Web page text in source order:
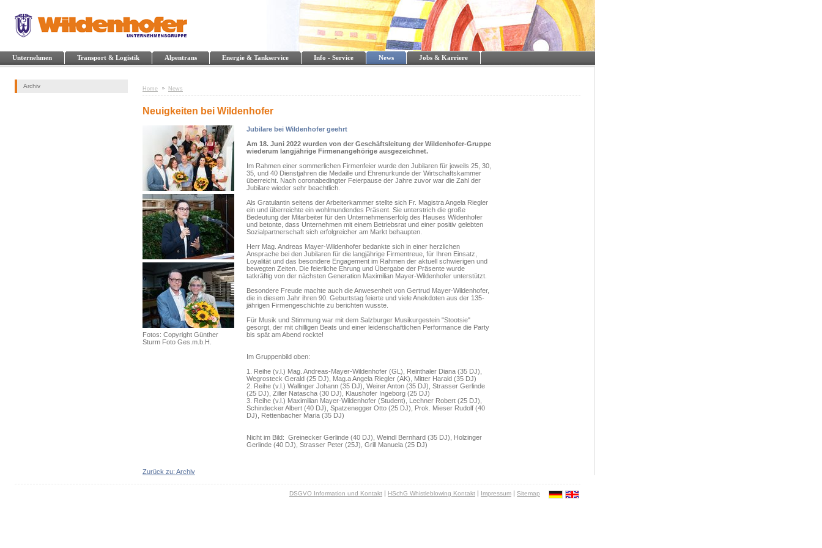
Unternehmen Transport & Logistik Alpentrans Energie & Tankservice Info - Service News Jobs & Karriere
Archiv Home News
Neuigkeiten bei Wildenhofer
Fotos: Copyright Günther
Sturm Foto Ges.m.b.H.
Jubilare bei Wildenhofer geehrt
Am 18. Juni 2022 wurden von der Geschäftsleitung der Wildenhofer-Gruppe
wiederum langjährige Firmenangehörige ausgezeichnet.
Im Rahmen einer sommerlichen Firmenfeier wurde den Jubilaren für jeweils 25, 30,
35, und 40 Dienstjahren die Medaille und Ehrenurkunde der Wirtschaftskammer
überreicht. Nach coronabedingter Feierpause der Jahre zuvor war die Zahl der
Jubilare wieder sehr beachtlich.
Als Gratulantin seitens der Arbeiterkammer stellte sich Fr. Magistra Angela Riegler
ein und überreichte ein wohlmundendes Präsent. Sie unterstrich die große
Bedeutung der Mitarbeiter für den Unternehmenserfolg des Hauses Wildenhofer
und betonte, dass Unternehmen mit einem Betriebsrat und einer positiv gelebten
Sozialpartnerschaft sich erfolgreicher am Markt behaupten.
Herr Mag. Andreas Mayer-Wildenhofer bedankte sich in einer herzlichen
Ansprache bei den Jubilaren für die langjährige Firmentreue, für Ihren Einsatz,
Loyalität und das besondere Engagement im Rahmen der aktuell schwierigen und
bewegten Zeiten. Die feierliche Ehrung und Übergabe der Präsente wurde
tatkräftig von der nächsten Generation Maximilian Mayer-Wildenhofer unterstützt.
Besondere Freude machte auch die Anwesenheit von Gertrud Mayer-Wildenhofer,
die in diesem Jahr ihren 90. Geburtstag feierte und viele Anekdoten aus der 135-
jährigen Firmengeschichte zu berichten wusste.
Für Musik und Stimmung war mit dem Salzburger Musikurgestein "Stootsie"
gesorgt, der mit chilligen Beats und einer leidenschaftlichen Performance die Party
bis spät am Abend rockte!
Im Gruppenbild oben:
1. Reihe (v.l.) Mag. Andreas-Mayer-Wildenhofer (GL), Reinthaler Diana (35 DJ),
Wegrosteck Gerald (25 DJ), Mag.a Angela Riegler (AK), Mitter Harald (35 DJ)
2. Reihe (v.l.) Wallinger Johann (35 DJ), Weirer Anton (35 DJ), Strasser Gerlinde
(25 DJ), Ziller Natascha (30 DJ), Klaushofer Ingeborg (25 DJ)
3. Reihe (v.l.) Maximilian Mayer-Wildenhofer (Student), Lechner Robert (25 DJ),
Schindecker Albert (40 DJ), Spatzenegger Otto (25 DJ), Prok. Mieser Rudolf (40
DJ), Rettenbacher Maria (35 DJ)
Nicht im Bild: Greinecker Gerlinde (40 DJ), Weindl Bernhard (35 DJ), Holzinger
Gerlinde (40 DJ), Strasser Peter (25J), Grill Manuela (25 DJ)
Zurück zu: Archiv
DSGVO Information und Kontakt | HSchG Whistleblowing Kontakt | Impressum | Sitemap